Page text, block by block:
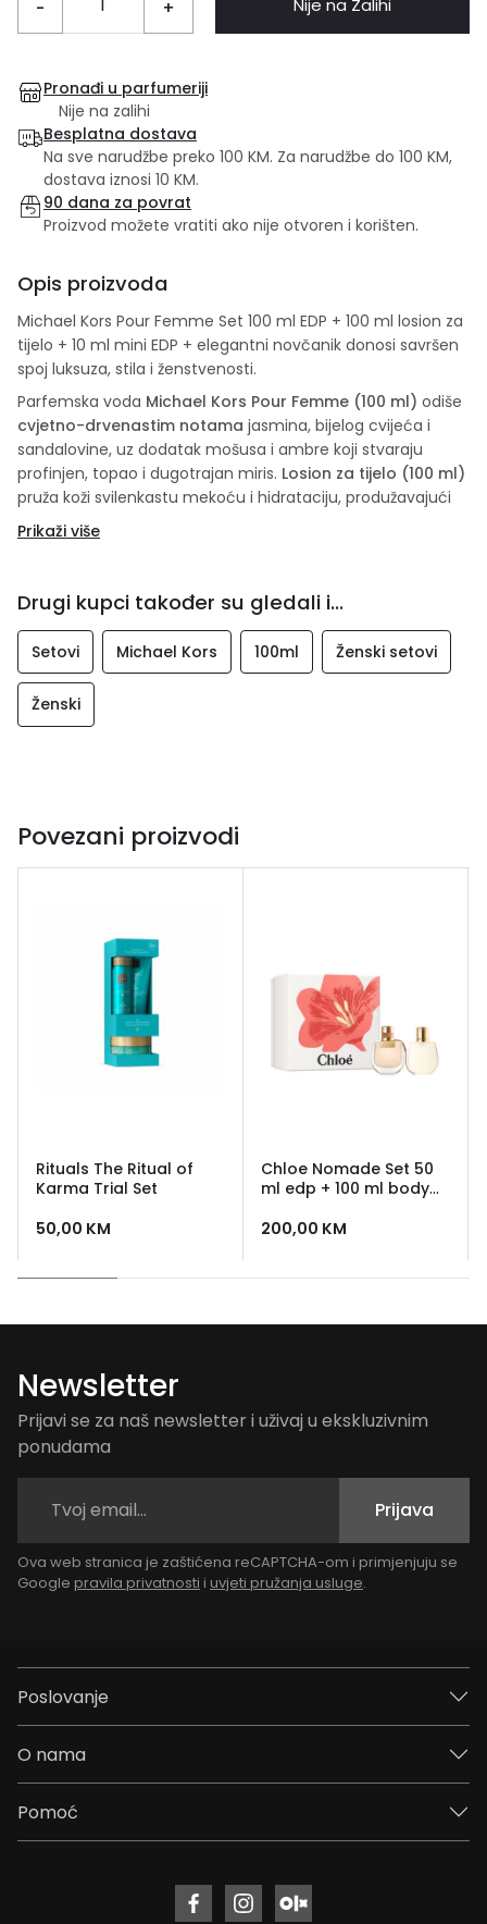
- + Nije na Zalihi
Pronađi u parfumeriji
Nije na zalihi
Besplatna dostava
Na sve narudžbe preko 100 KM. Za narudžbe do 100 KM,
dostava iznosi 10 KM.
90 dana za povrat
Proizvod možete vratiti ako nije otvoren i korišten.
Opis proizvoda
Michael Kors Pour Femme Set 100 ml EDP + 100 ml losion za
tijelo + 10 ml mini EDP + elegantni novčanik donosi savršen
spoj luksuza, stila i ženstvenosti.
Parfemska voda Michael Kors Pour Femme (100 ml) odiše
cvjetno-drvenastim notama jasmina, bijelog cvijeća i
sandalovine, uz dodatak mošusa i ambre koji stvaraju
profinjen, topao i dugotrajan miris. Losion za tijelo (100 ml)
pruža koži svilenkastu mekoću i hidrataciju, produžavajući
postojanost mirisa, dok
omiljeni miris uvijek bude pri ruci.
što ga čini savršenim poklonom za svaku priliku.
Kors Pour Femme– miris elegancije, luksuza i moderne
ženstvenosti.
Prikaži više
Drugi kupci također su gledali i...
Setovi Michael Kors 100ml Ženski setovi
Ženski
Povezani proizvodi
Rituals The Ritual of
Karma Trial Set
50,00 KM
Chloe Nomade Set 50
ml edp + 100 ml body
200,00 KM
Newsletter
Prijavi se za naš newsletter i uživaj u ekskluzivnim
ponudama
Prijava
Ova web stranica je zaštićena reCAPTCHA-om i primjenjuju se
Google pravila privatnosti i uvjeti pružanja usluge.
Poslovanje
O nama
Pomoć